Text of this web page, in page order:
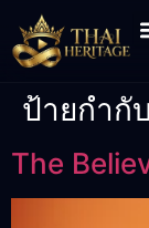
ป้ายกำกั
The